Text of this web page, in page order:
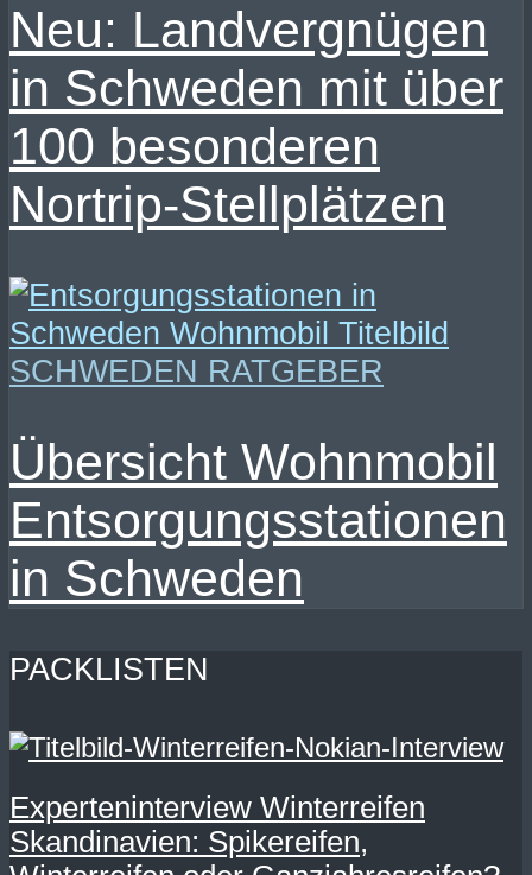
Neu: Landvergnügen
in Schweden mit über
100 besonderen
Nortrip-Stellplätzen
SCHWEDEN RATGEBER
Übersicht Wohnmobil
Entsorgungsstationen
in Schweden
PACKLISTEN
Experteninterview Winterreifen
Skandinavien: Spikereifen,